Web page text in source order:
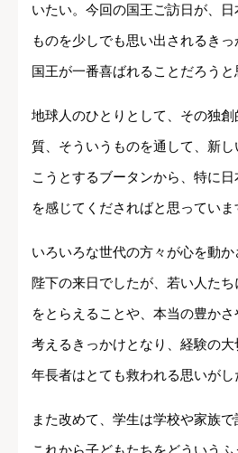
いたい。今回の国王ご訪日が、
ものを少しでも思い出されるき
国王が一番喜ばれることだろうと
地球人のひとりとして、その独
質、そういうものを通して、新
こうとするブータンから、特に
を感じてくださればと思っていま
いろいろな世代の方々が心を動
陛下の来日でしたが、若い人た
をとらえることや、本当の豊か
考えるきっかけとなり、経験の
年長者はとても救われる思いがし
また改めて、学生は学校や家族
これから子どもたちをどういう